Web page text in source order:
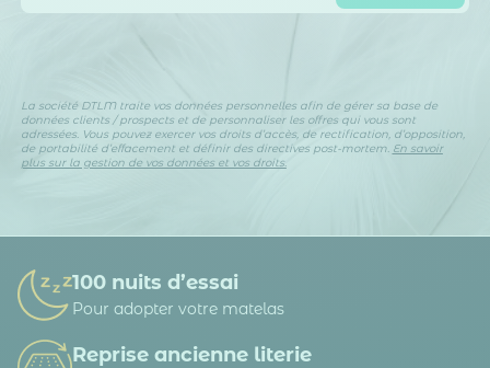
La société DTLM traite vos données personnelles afin de gérer sa base de
données clients / prospects et de personnaliser les offres qui vous sont
adressées. Vous pouvez exercer vos droits d’accès, de rectification, d’opposition,
de portabilité d’effacement et définir des directives post-mortem. En savoir
plus sur la gestion de vos données et vos droits.
100 nuits d’essai
Pour adopter votre matelas
Reprise ancienne literie